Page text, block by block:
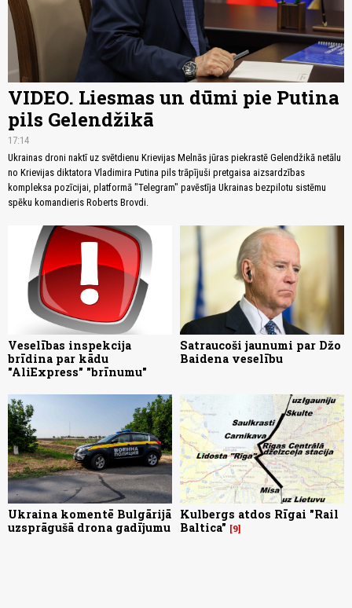
VIDEO. Liesmas un dūmi pie Putina
pils Gelendžikā
17:14
Ukrainas droni naktī uz svētdienu Krievijas Melnās jūras piekrastē Gelendžikā netālu
no Krievijas diktatora Vladimira Putina pils trāpījuši pretgaisa aizsardzības
kompleksa pozīcijai, platformā "Telegram" pavēstīja Ukrainas bezpilotu sistēmu
spēku komandieris Roberts Brovdi.
Veselības inspekcija
brīdina par kādu
"AliExpress" "brīnumu"
Satraucoši jaunumi par Džo
Baidena veselību
Ukraina komentē Bulgārijā
uzsprāgušā drona gadījumu
Kulbergs atdos Rīgai "Rail
Baltica"
9